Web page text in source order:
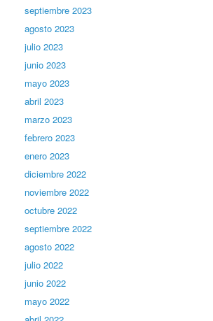
septiembre 2023
agosto 2023
julio 2023
junio 2023
mayo 2023
abril 2023
marzo 2023
febrero 2023
enero 2023
diciembre 2022
noviembre 2022
octubre 2022
septiembre 2022
agosto 2022
julio 2022
junio 2022
mayo 2022